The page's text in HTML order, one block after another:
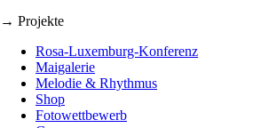
→ Projekte
Rosa-Luxemburg-Konferenz
Maigalerie
Melodie & Rhythmus
Shop
Fotowettbewerb